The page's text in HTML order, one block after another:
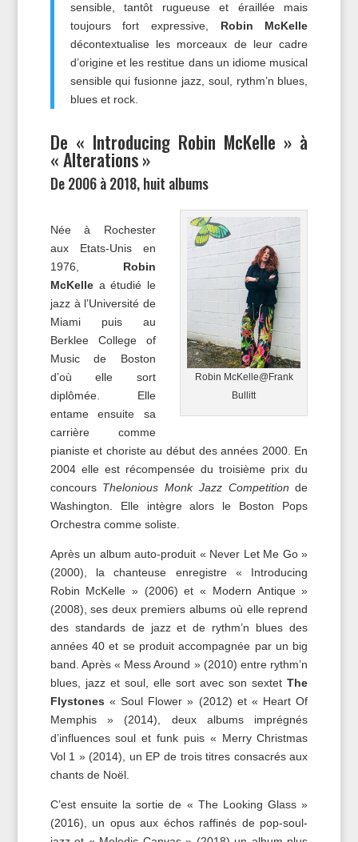
sensible, tantôt rugueuse et éraillée mais
toujours fort expressive, Robin McKelle
décontextualise les morceaux de leur cadre
d’origine et les restitue dans un idiome musical
sensible qui fusionne jazz, soul, rythm’n blues,
blues et rock.
De « Introducing Robin McKelle » à
« Alterations »
De 2006 à 2018, huit albums
Robin McKelle@Frank
Bullitt
Née à Rochester
aux Etats-Unis en
1976, Robin
McKellea étudié le
jazz à l’Université de
Miami puis au
Berklee College of
Music de Boston
d’où elle sort
diplômée. Elle
entame ensuite sa
carrière comme
pianiste et choriste au début des années 2000. En
2004 elle est récompensée du troisième prix du
concours Thelonious Monk Jazz Competition de
Washington. Elle intègre alors le Boston Pops
Orchestra comme soliste.
Après un album auto-produit « Never Let Me Go »
(2000), la chanteuse enregistre « Introducing
Robin McKelle » (2006) et « Modern Antique »
(2008), ses deux premiers albums où elle reprend
des standards de jazz et de rythm’n blues des
années 40 et se produit accompagnée par un big
band. Après « Mess Around » (2010) entre rythm’n
blues, jazz et soul, elle sort avec son sextetThe
Flystones « Soul Flower » (2012) et « Heart Of
Memphis » (2014), deux albums imprégnés
d’influences soul et funk puis « Merry Christmas
Vol 1 » (2014), un EP de trois titres consacrés aux
chants de Noël.
C’est ensuite la sortie de « The Looking Glass »
(2016), un opus aux échos raffinés de pop-soul-